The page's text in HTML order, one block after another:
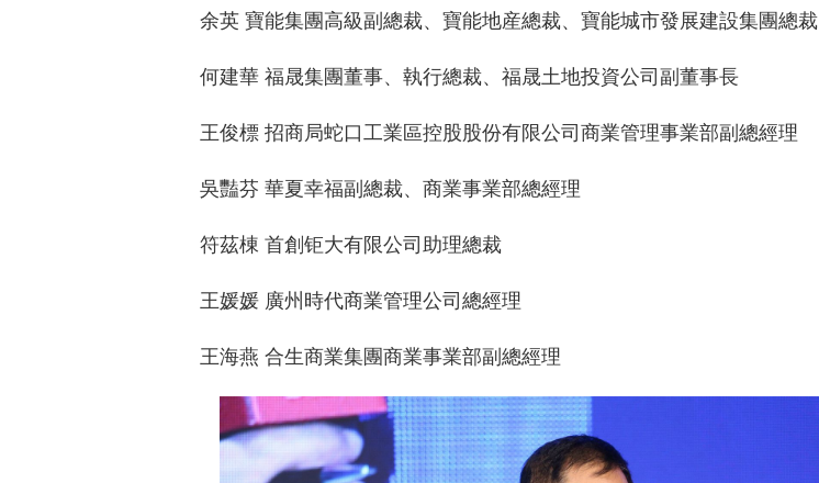
余英 寶能集團高級副總裁、寶能地産總裁、寶能城市發展建設集團總裁
何建華 福晟集團董事、執行總裁、福晟土地投資公司副董事長
王俊標 招商局蛇口工業區控股股份有限公司商業管理事業部副總經理
吳豔芬 華夏幸福副總裁、商業事業部總經理
符茲棟 首創钜大有限公司助理總裁
王媛媛 廣州時代商業管理公司總經理
王海燕 合生商業集團商業事業部副總經理